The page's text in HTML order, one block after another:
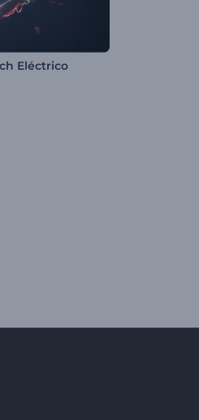
Eléctrico